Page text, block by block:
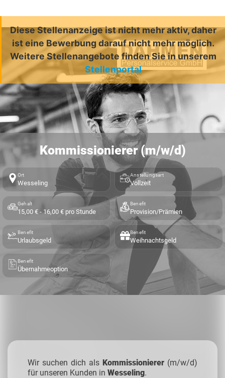
Diese Stellenanzeige ist nicht mehr aktiv, daher
ist eine Bewerbung darauf nicht mehr möglich.
Weitere Stellenangebote finden Sie in unserem
Stellenportal
Kommissionierer (m/w/d)
Ort
Wesseling
Anstellungsart
Vollzeit
Gehalt
15,00 € - 16,00 € pro Stunde
Benefit
Provision/Prämien
Benefit
Urlaubsgeld
Benefit
Weihnachtsgeld
Benefit
Übernahmeoption
Wir suchen dich als Kommissionierer (m/w/d)
für unseren Kunden in Wesseling.